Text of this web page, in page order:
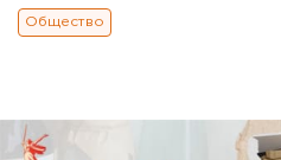
Общество